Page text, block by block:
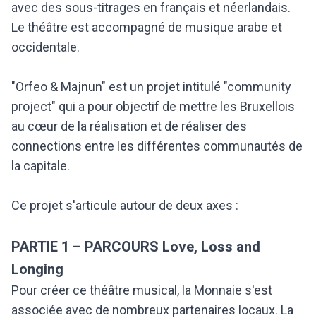
avec des sous-titrages en français et néerlandais.
Le théâtre est accompagné de musique arabe et
occidentale.
"Orfeo & Majnun" est un projet intitulé "community
project" qui a pour objectif de mettre les Bruxellois
au cœur de la réalisation et de réaliser des
connections entre les différentes communautés de
la capitale.
Ce projet s'articule autour de deux axes :
PARTIE 1 – PARCOURS Love, Loss and
Longing
Pour créer ce théâtre musical, la Monnaie s'est
associée avec de nombreux partenaires locaux. La